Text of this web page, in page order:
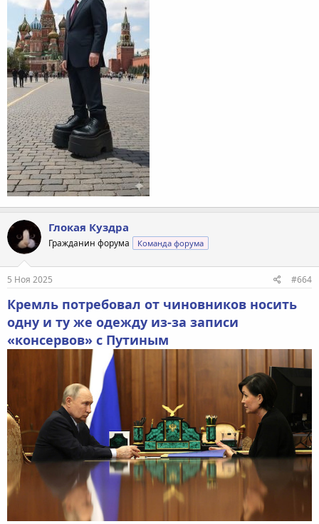
Глокая Куздра
Гражданин форума Команда форума
5 Ноя 2025 #664
Кремль потребовал от чиновников носить
одну и ту же одежду из-за записи
«консервов» с Путиным